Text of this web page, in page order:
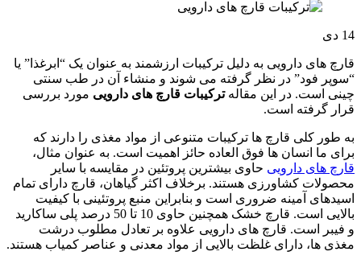
14 دی
قارچ های دارویی به دلیل ترکیبات ارزشمند به عنوان یک “ابرغذا” یا
“سوپر فود” در نظر گرفته می شوند و منشاء آن در طب سنتی
چینی است. در این مقالهترکیبات قارچ های دارویی مورد بررسی
قرار گرفته است.
به طور کلی قارچ ها ترکیبات متنوعی از مواد مغذی را دارند که
برای ما انسان ها فوق العاده حائز اهمیت است. به عنوان مثال،
قارچ های دارویی حاوی بیشترین پروتئین در مقایسه با سایر
محصولات کشاورزی هستند. برخلاف اکثر گیاهان، قارچ دارای تمام
اسیدهای آمینه ضروری است و بنابراین منبع پروتئینی با کیفیت
بالایی است. قارچ خشک همچنین حاوی 10 تا 50 درصد پلی ساکارید
و فیبر است. قارچ های دارویی علاوه بر تعادل مطلوب درشت
مغذی ها، دارای غلظت بالایی از مواد معدنی و عناصر کمیاب هستند.